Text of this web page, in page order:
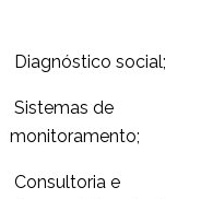
Diagnóstico social;
Sistemas de
monitoramento;
Consultoria e